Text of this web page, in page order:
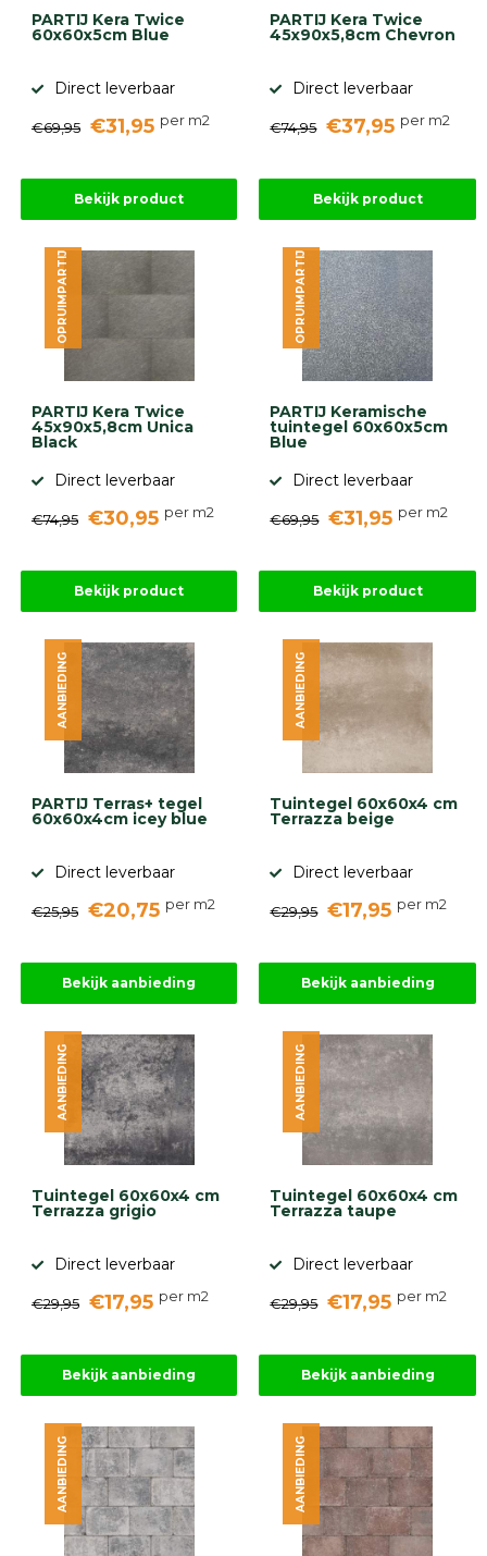
PARTIJ Kera Twice
60x60x5cm Blue
Direct leverbaar
€69,95 €31,95 per m2
Bekijk product
PARTIJ Kera Twice
45x90x5,8cm Chevron
Direct leverbaar
€74,95 €37,95 per m2
Bekijk product
PARTIJ Kera Twice
45x90x5,8cm Unica
Black
Direct leverbaar
€74,95 €30,95 per m2
OPRUIMPARTIJ
Bekijk product
PARTIJ Keramische
tuintegel 60x60x5cm
Blue
Direct leverbaar
€69,95 €31,95 per m2
OPRUIMPARTIJ
Bekijk product
PARTIJ Terras+ tegel
60x60x4cm icey blue
Direct leverbaar
€25,95 €20,75 per m2
AANBIEDING
Bekijk aanbieding
Tuintegel 60x60x4 cm
Terrazza beige
Direct leverbaar
€29,95 €17,95 per m2
AANBIEDING
Bekijk aanbieding
Tuintegel 60x60x4 cm
Terrazza grigio
Direct leverbaar
€29,95 €17,95 per m2
AANBIEDING
Bekijk aanbieding
Tuintegel 60x60x4 cm
Terrazza taupe
Direct leverbaar
€29,95 €17,95 per m2
AANBIEDING
Bekijk aanbieding
AANBIEDING AANBIEDING